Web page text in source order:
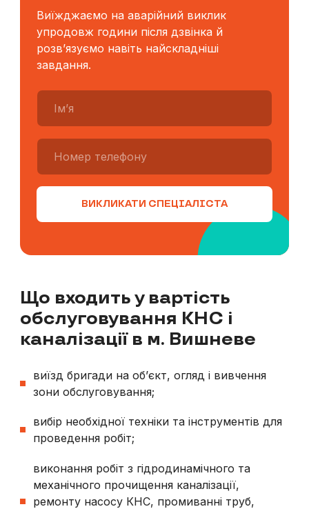
Виїжджаємо на аварійний виклик
упродовж години після дзвінка й
розв’язуємо навіть найскладніші
завдання.
ВИКЛИКАТИ СПЕЦІАЛІСТА
Що входить у вартість
обслуговування КНС і
каналізації в м. Вишневе
виїзд бригади на об’єкт, огляд і вивчення
зони обслуговування;
вибір необхідної техніки та інструментів для
проведення робіт;
виконання робіт з гідродинамічного та
механічного прочищення каналізації,
ремонту насосу КНС, промиванні труб,